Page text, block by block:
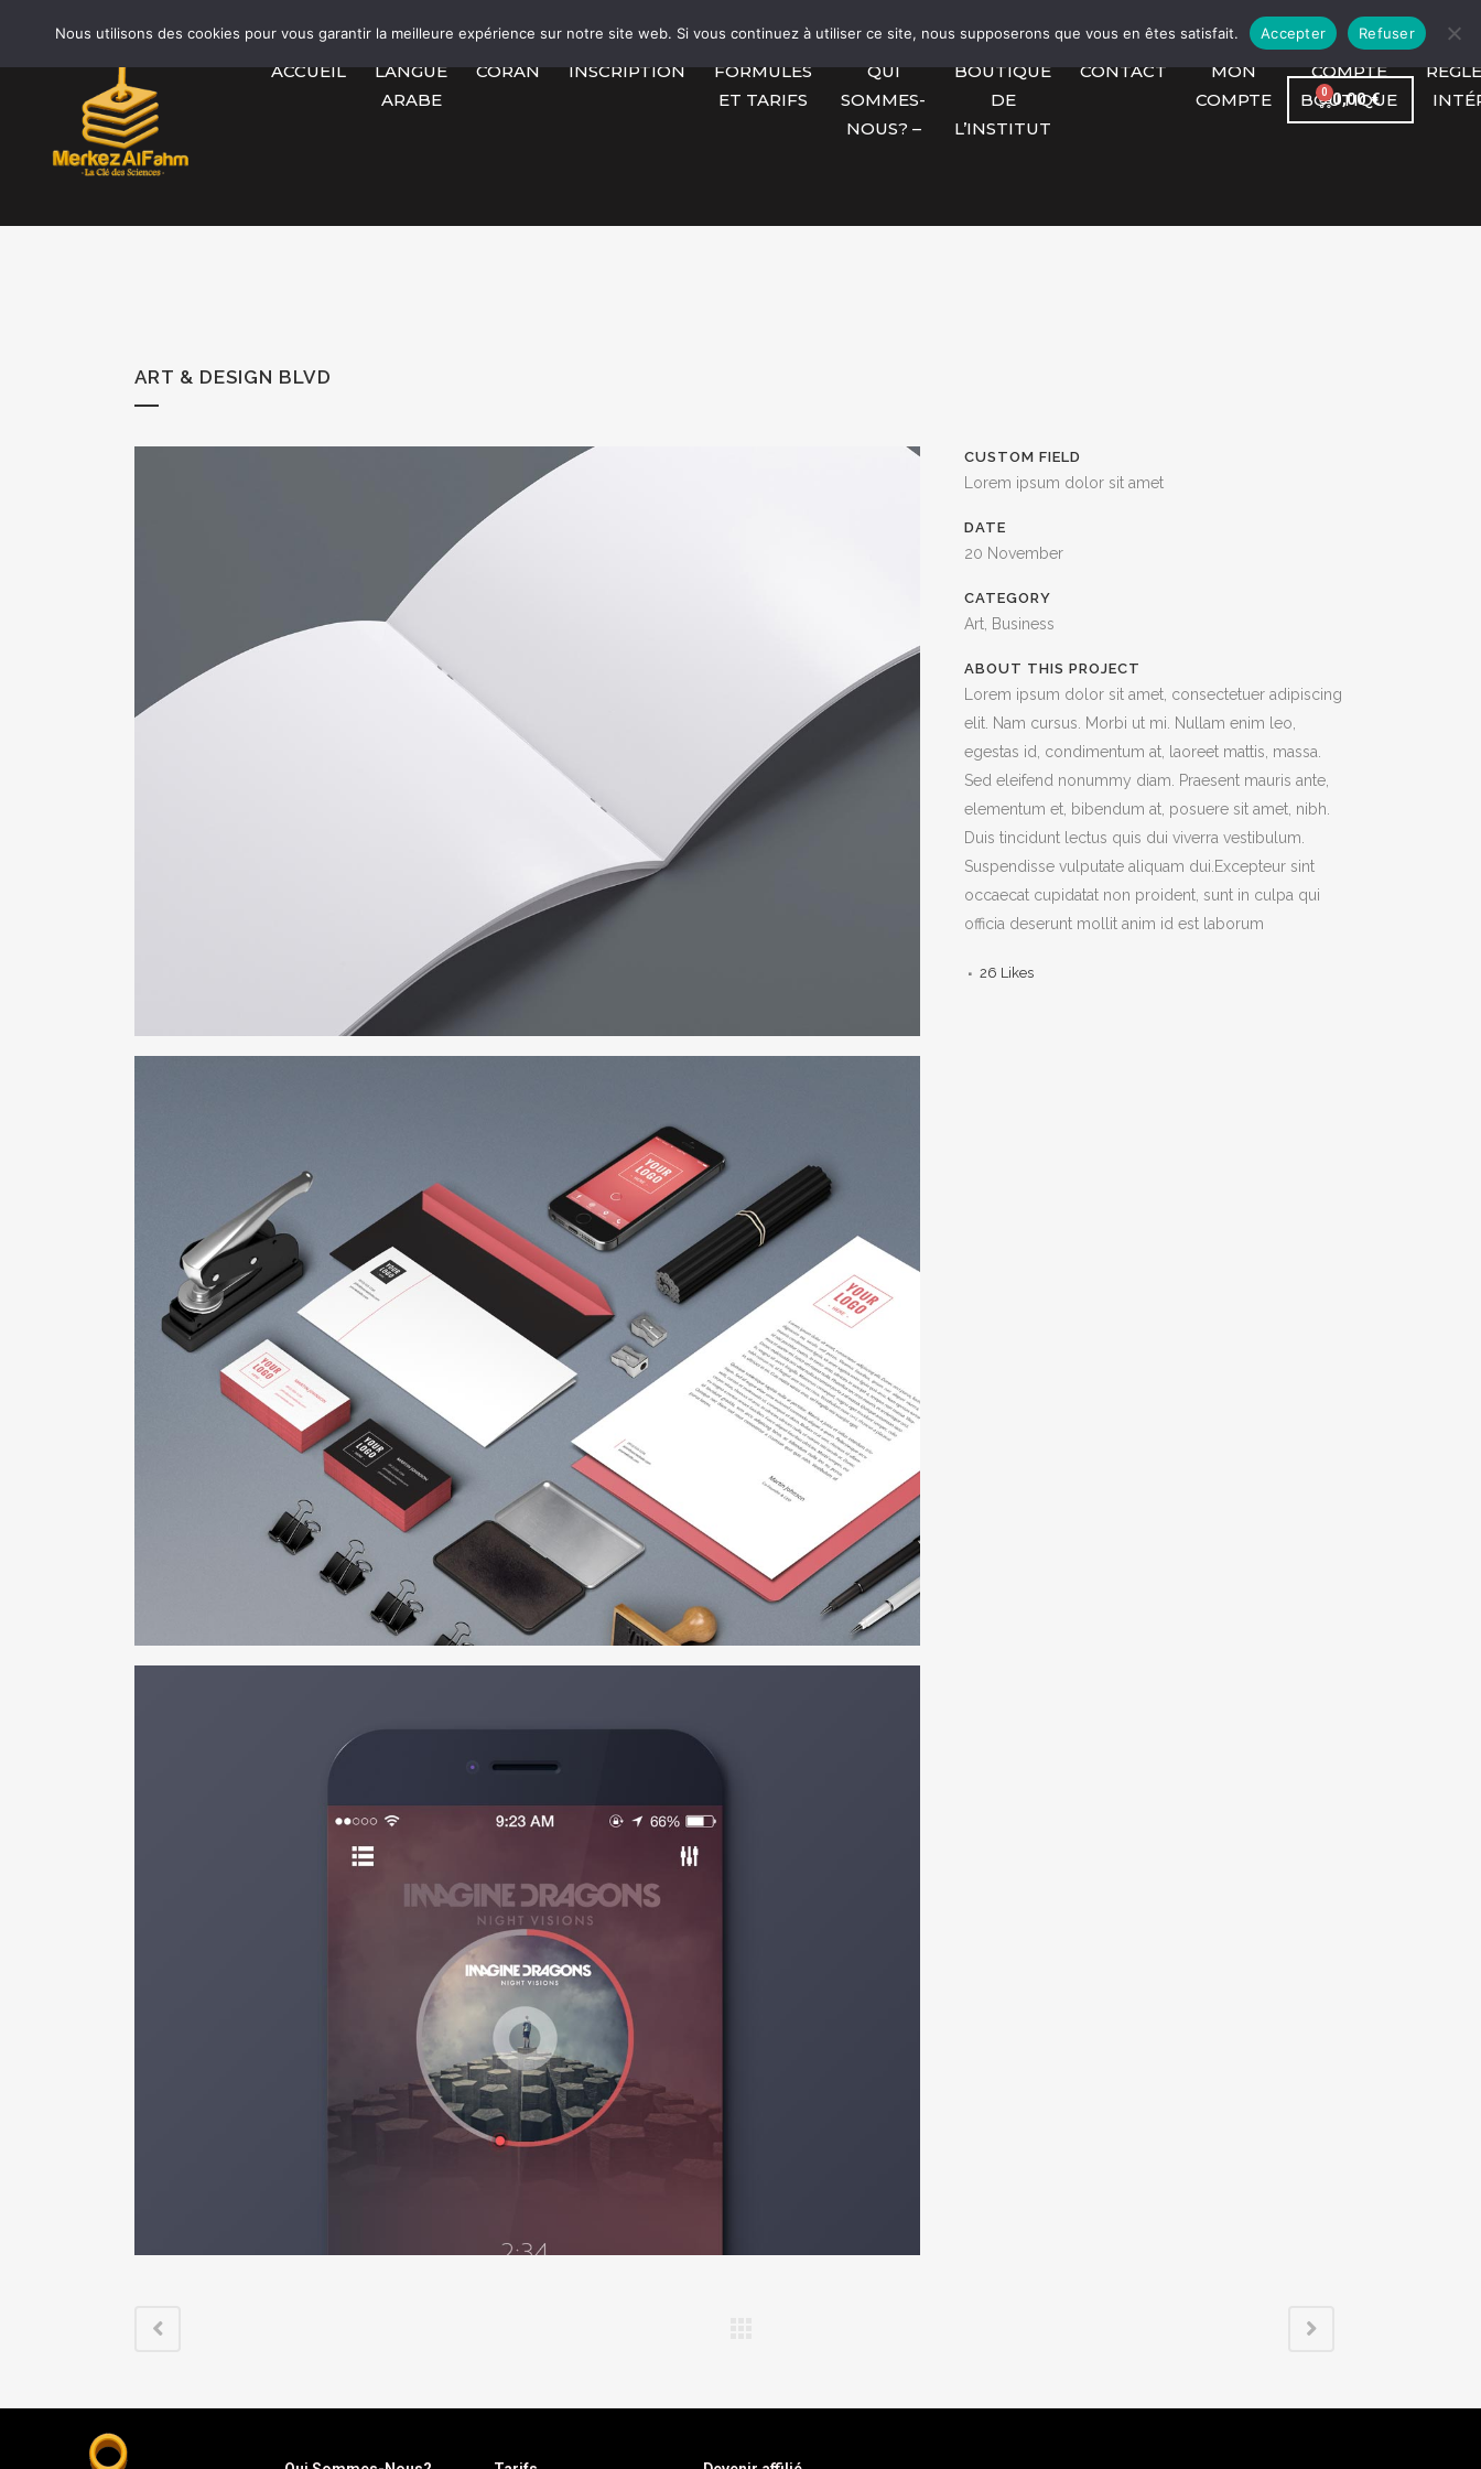
ACCUEIL
LANGUE
ARABE
CORAN INSCRIPTION
FORMULES
ET TARIFS
QUI
SOMMES-
NOUS? –
BOUTIQUE
DE
L’INSTITUT
CONTACT
MON
COMPTE
COMPTE
BOUTIQUE
0,00€
ART & DESIGN BLVD
CUSTOM FIELD
Lorem ipsum dolor sit amet
DATE
20 November
CATEGORY
Art, Business
ABOUT THIS PROJECT
Lorem ipsum dolor sit amet, consectetuer adipiscing
elit. Nam cursus. Morbi ut mi. Nullam enim leo,
egestas id, condimentum at, laoreet mattis, massa.
Sed eleifend nonummy diam. Praesent mauris ante,
elementum et, bibendum at, posuere sit amet, nibh.
Duis tincidunt lectus quis dui viverra vestibulum.
Suspendisse vulputate aliquam dui.Excepteur sint
occaecat cupidatat non proident, sunt in culpa qui
officia deserunt mollit anim id est laborum
26 Likes
Nous utilisons des cookies pour vous garantir la meilleure expérience sur notre site web. Si vous continuez à utiliser ce site, nous supposerons que vous en êtes satisfait. Accepter Refuser